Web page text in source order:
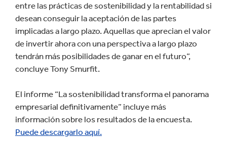
entre las prácticas de sostenibilidad y la rentabilidad si
desean conseguir la aceptación de las partes
implicadas a largo plazo. Aquellas que aprecian el valor
de invertir ahora con una perspectiva a largo plazo
tendrán más posibilidades de ganar en el futuro”,
concluye Tony Smurfit.
El informe “La sostenibilidad transforma el panorama
empresarial definitivamente” incluye más
información sobre los resultados de la encuesta.
Puede descargarlo aquí.